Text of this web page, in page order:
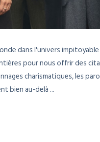
dans l'univers
pour nous offrir des
charismatiques, les
bien au-delà ...